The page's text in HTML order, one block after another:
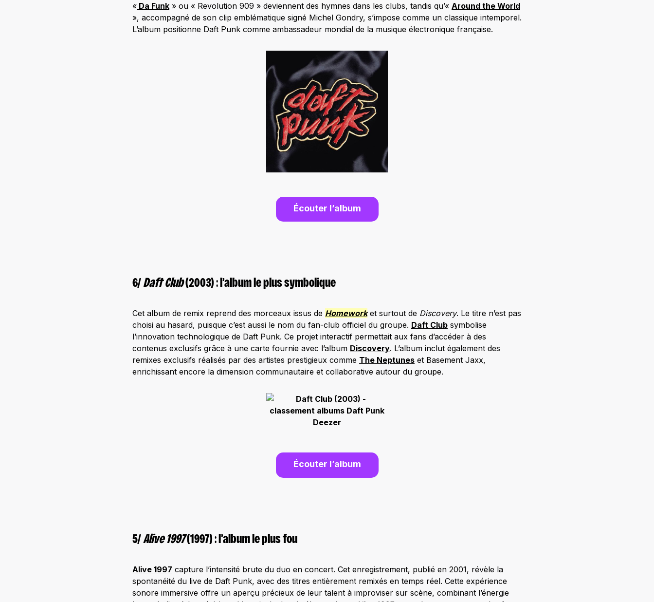
« Da Funk » ou « Revolution 909 » deviennent des hymnes dans les clubs, tandis qu’« Around the World
», accompagné de son clip emblématique signé Michel Gondry, s’impose comme un classique intemporel.
L’album positionne Daft Punk comme ambassadeur mondial de la musique électronique française.
Écouter l’album
6/ Daft Club(2003) : l’album le plus symbolique
Cet album de remix reprend des morceaux issus de Homeworket surtout de Discovery. Le titre n’est pas
choisi au hasard, puisque c’est aussi le nom du fan-club officiel du groupe. Daft Club symbolise
l’innovation technologique de Daft Punk. Ce projet interactif permettait aux fans d’accéder à des
contenus exclusifs grâce à une carte fournie avec l’album Discovery. L’album inclut également des
remixes exclusifs réalisés par des artistes prestigieux comme The Neptunes et Basement Jaxx,
enrichissant encore la dimension communautaire et collaborative autour du groupe.
Écouter l’album
5/ Alive 1997(1997) : l’album le plus fou
Alive 1997 capture l’intensité brute du duo en concert. Cet enregistrement, publié en 2001, révèle la
spontanéité du live de Daft Punk, avec des titres entièrement remixés en temps réel. Cette expérience
sonore immersive offre un aperçu précieux de leur talent à improviser sur scène, combinant l’énergie